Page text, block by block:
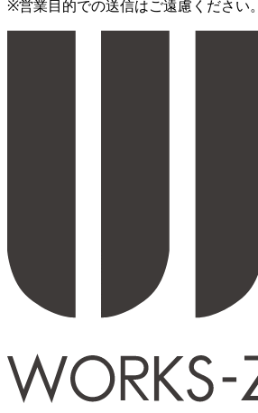
※営業目的での送信はご遠慮ください。